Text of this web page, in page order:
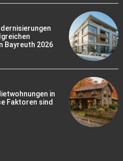
Bayreuth 2026
in
Faktoren sind